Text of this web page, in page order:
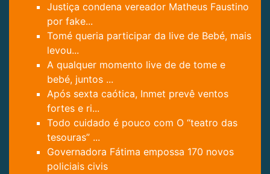
Justiça condena vereador Matheus Faustino
por fake...
Tomé queria participar da live de Bebé, mais
levou...
A qualquer momento live de de tome e
bebé, juntos ...
Após sexta caótica, Inmet prevê ventos
fortes e ri...
Todo cuidado é pouco com O “teatro das
tesouras” ...
Governadora Fátima empossa 170 novos
policiais civis